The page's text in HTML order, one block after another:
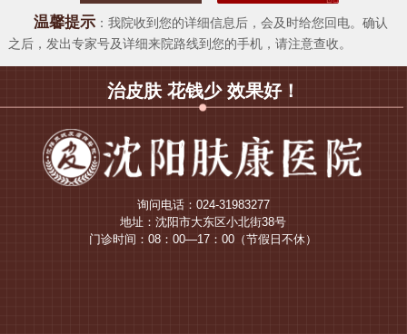
温馨提示：我院收到您的详细信息后，会及时给您回电。确认
之后，发出专家号及详细来院路线到您的手机，请注意查收。
治皮肤 花钱少 效果好！
询问电话：024-31983277
地址：沈阳市大东区小北街38号
门诊时间：08：00—17：00（节假日不休）